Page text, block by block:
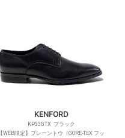
KENFORD
KP33GTX ブラック
【WEB限定】プレーントウ（GORE-TEX フッ